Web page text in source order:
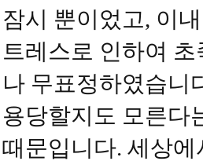
잠시 뿐이었고, 이
트레스로 인하여
나 무표정하였습니
용당할지도 모른다
때문입니다. 세상